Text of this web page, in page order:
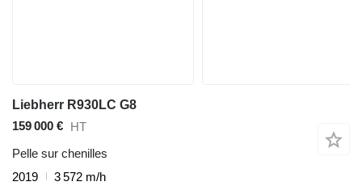
Liebherr R930LC G8
159 000 € HT
Pelle sur chenilles
2019
3 572 m/h